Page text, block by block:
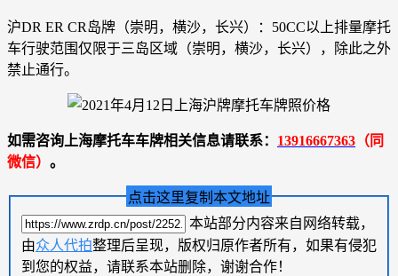
沪DR ER CR岛牌（崇明，横沙，长兴）：50CC以上排量摩托
车行驶范围仅限于三岛区域（崇明，横沙，长兴），除此之外
禁止通行。
如需咨询上海摩托车车牌相关信息请联系： 13916667363 （同
微信） 。
点击这里复制本文地址
本站部分内容来自网络转载，
由众人代拍整理后呈现，版权归原作者所有，如果有侵犯
到您的权益，请联系本站删除，谢谢合作！